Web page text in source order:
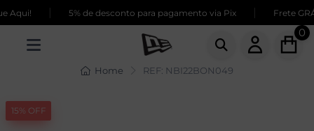
5% de desconto para pagamento via Pix Frete
0
Home REF: NBI22BON049
15% OFF